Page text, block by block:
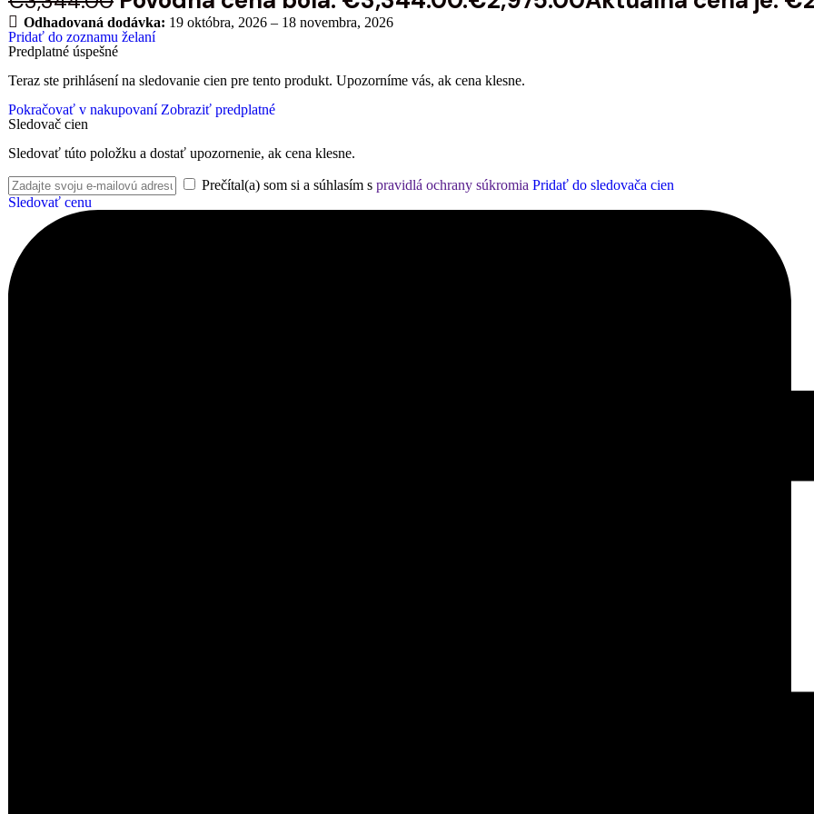
Odhadovaná dodávka: 19 októbra, 2026 – 18 novembra, 2026
Pridať do zoznamu želaní
Predplatné úspešné
Teraz ste prihlásení na sledovanie cien pre tento produkt. Upozorníme vás, ak cena klesne.
Pokračovať v nakupovaní Zobraziť predplatné
Sledovač cien
Sledovať túto položku a dostať upozornenie, ak cena klesne.
Prečítal(a) som si a súhlasím s pravidlá ochrany súkromia Pridať do sledovača cien
Sledovať cenu